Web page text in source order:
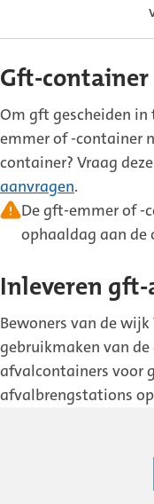
Gft-container
Om gft gescheiden
emmer of -container
container? Vraag
aanvragen.
De gft-emmer of -
ophaaldag aan de
Inleveren gft-
Bewoners van de
gebruikmaken van
afvalcontainers voor
afvalbrengstations